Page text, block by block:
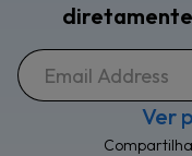
Ver